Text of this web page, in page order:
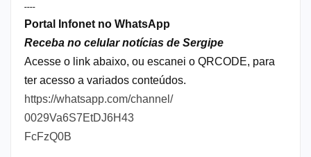
----
Portal Infonet no WhatsApp
Receba no celular notícias de Sergipe
Acesse o link abaixo, ou escanei o QRCODE, para
ter acesso a variados conteúdos.
https://whatsapp.com/channel/
0029Va6S7EtDJ6H43
FcFzQ0B